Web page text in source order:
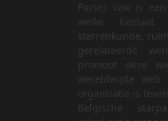
Parsec vzw is
welke
gerelateerde
promoot deze